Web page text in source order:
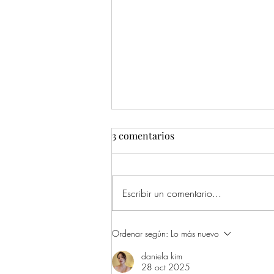
Cortes y moda para el verano
3 comentarios
Escribir un comentario...
Ordenar según: Lo más nuevo
daniela kim
28 oct 2025